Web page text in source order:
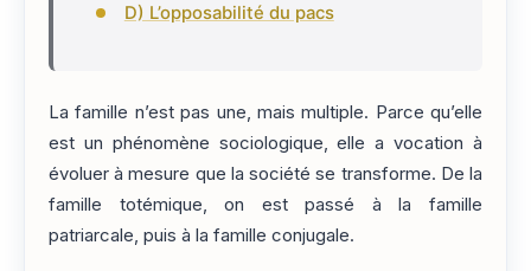
D) L’opposabilité du pacs
La famille n’est pas une, mais multiple. Parce qu’elle
est un phénomène sociologique, elle a vocation à
évoluer à mesure que la société se transforme. De la
famille totémique, on est passé à la famille
patriarcale, puis à la famille conjugale.